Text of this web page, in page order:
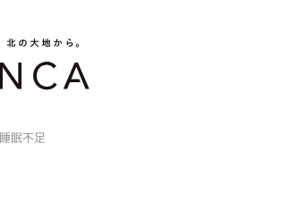
睡眠不足